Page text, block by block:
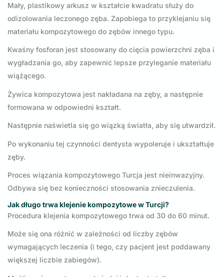
Mały, plastikowy arkusz w kształcie kwadratu służy do
odizolowania leczonego zęba. Zapobiega to przyklejaniu się
materiału kompozytowego do zębów innego typu.
Kwaśny fosforan jest stosowany do cięcia powierzchni zęba i
wygładzania go, aby zapewnić lepsze przyleganie materiału
wiążącego.
Żywica kompozytowa jest nakładana na zęby, a następnie
formowana w odpowiedni kształt.
Następnie naświetla się go wiązką światła, aby się utwardził.
Po wykonaniu tej czynności dentysta wypoleruje i ukształtuje
zęby.
Proces wiązania kompozytowego Turcja jest nieinwazyjny.
Odbywa się bez konieczności stosowania znieczulenia.
Jak długo trwa klejenie kompozytowe w Turcji?
Procedura klejenia kompozytowego trwa od 30 do 60 minut.
Może się ona różnić w zależności od liczby zębów
wymagających leczenia (i tego, czy pacjent jest poddawany
większej liczbie zabiegów).